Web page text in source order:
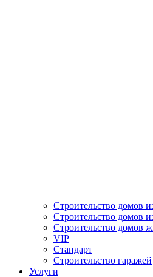
Строительство домов
Строительство домов
Строительство домов
VIP
Стандарт
Строительство гаражей
Услуги